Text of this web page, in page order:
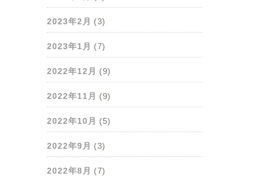
2023年2月 (3)
2023年1月 (7)
2022年12月 (9)
2022年11月 (9)
2022年10月 (5)
2022年9月 (3)
2022年8月 (7)